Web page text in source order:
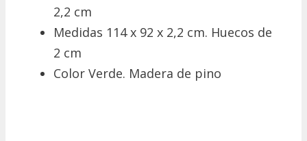
2,2 cm
Medidas 114 x 92 x 2,2 cm. Huecos de
2 cm
Color Verde. Madera de pino